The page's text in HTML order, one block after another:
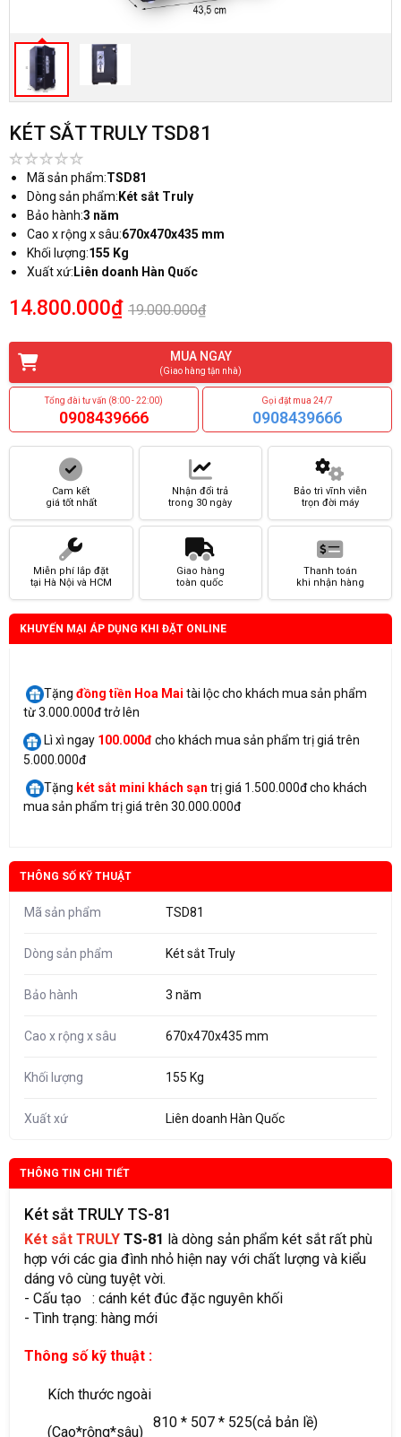
KÉT SẮT TRULY TSD81
Mã sản phẩm:TSD81
Dòng sản phẩm: Két sắt Truly
Bảo hành:3 năm
Cao x rộng x sâu:670x470x435 mm
Khối lượng:155 Kg
Xuất xứ: Liên doanh Hàn Quốc
14.800.000₫ 19.000.000₫
MUA NGAY
(Giao hàng tận nhà)
Tổng đài tư vấn (8:00 - 22:00)
0908439666
Gọi đặt mua 24/7
0908439666
Cam kết
giá tốt nhất
Nhận đổi trả
trong 30 ngày
Bảo trì vĩnh viễn
trọn đời máy
Miễn phí lắp đặt
tại Hà Nội và HCM
Giao hàng
toàn quốc
Thanh toán
khi nhận hàng
KHUYẾN MẠI ÁP DỤNG KHI ĐẶT ONLINE
Tặng đồng tiền Hoa Mai tài lộc cho khách mua sản phẩm
từ 3.000.000đ trở lên
Lì xì ngay 100.000đcho khách mua sản phẩm trị giá trên
5.000.000đ
Tặng két sắt mini khách sạn trị giá 1.500.000đ cho khách
mua sản phẩm trị giá trên 30.000.000đ
THÔNG TIN CHI TIẾT
Két sắt TRULY TS-81
Két sắt TRULY TS-81 là dòng sản phẩm két sắt rất phù
hợp với các gia đình nhỏ hiện nay với chất lượng và kiểu
dáng vô cùng tuyệt vời.
- Cấu tạo : cánh két đúc đặc nguyên khối
- Tình trạng: hàng mới
Thông số kỹ thuật :
Kích thước ngoài
(Cao*rộng*sâu)
810 * 507 * 525(cả bản lề)
THÔNG SỐ KỸ THUẬT
Mã sản phẩm TSD81
Dòng sản phẩm Két sắt Truly
Bảo hành 3 năm
Cao x rộng x sâu 670x470x435 mm
Khối lượng 155 Kg
Xuất xứ Liên doanh Hàn Quốc